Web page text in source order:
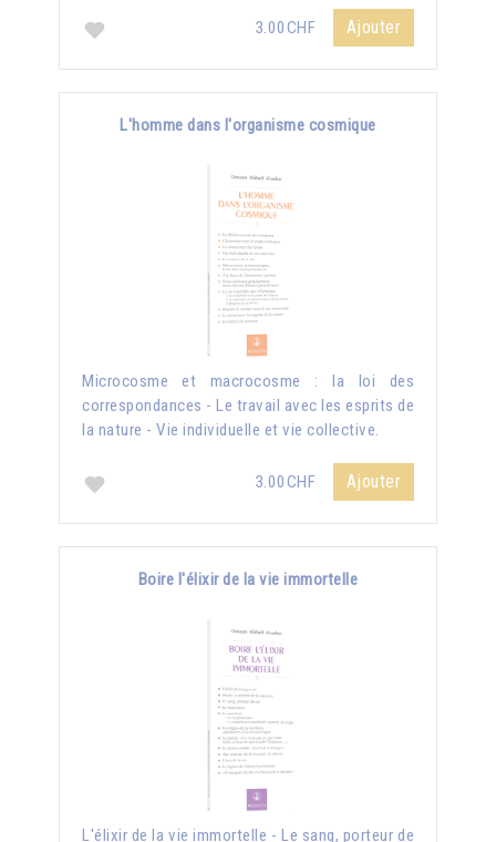
3.00CHF Ajouter
L'homme dans l'organisme cosmique
Microcosme et macrocosme : la loi des
correspondances - Le travail avec les esprits de
la nature - Vie individuelle et vie collective.
3.00CHF Ajouter
Boire l'élixir de la vie immortelle
L'élixir de la vie immortelle - Le sang, porteur de